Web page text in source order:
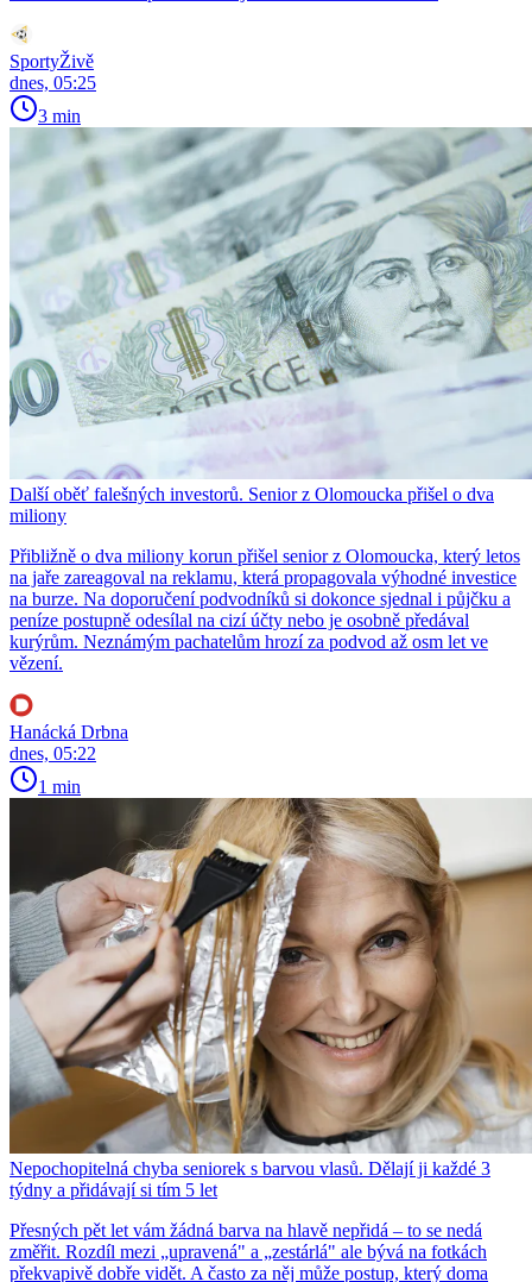
SportyŽivě
dnes, 05:25
3 min
Další oběť falešných investorů. Senior z Olomoucka přišel o dva
miliony
Přibližně o dva miliony korun přišel senior z Olomoucka, který letos
na jaře zareagoval na reklamu, která propagovala výhodné investice
na burze. Na doporučení podvodníků si dokonce sjednal i půjčku a
peníze postupně odesílal na cizí účty nebo je osobně předával
kurýrům. Neznámým pachatelům hrozí za podvod až osm let ve
vězení.
Hanácká Drbna
dnes, 05:22
1 min
Nepochopitelná chyba seniorek s barvou vlasů. Dělají ji každé 3
týdny a přidávají si tím 5 let
Přesných pět let vám žádná barva na hlavě nepřidá – to se nedá
změřit. Rozdíl mezi „upravená" a „zestárlá" ale bývá na fotkách
překvapivě dobře vidět. A často za něj může postup, který doma